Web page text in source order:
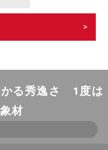
>
かる秀逸さ 1度は
材